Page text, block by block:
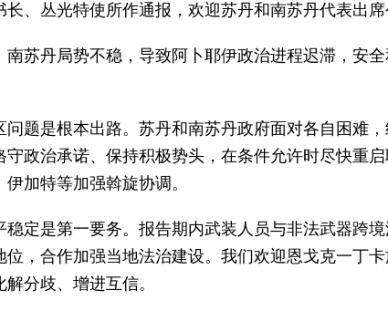
、丛光特使所作通报，欢迎苏丹和南苏丹代表出席
南苏丹局势不稳，导致阿卜耶伊政治进程迟滞，安
问题是根本出路。苏丹和南苏丹政府面对各自困难
守政治承诺、保持积极势头，在条件允许时尽快重
加特等加强斡旋协调。
稳定是第一要务。报告期内武装人员与非法武器跨
，合作加强当地法治建设。我们欢迎恩戈克一丁
分歧、增进互信。